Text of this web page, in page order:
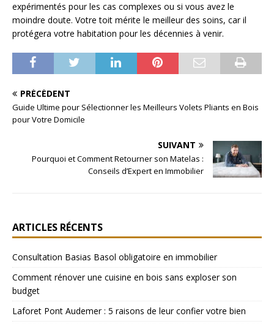
expérimentés pour les cas complexes ou si vous avez le
moindre doute. Votre toit mérite le meilleur des soins, car il
protégera votre habitation pour les décennies à venir.
PRÉCÉDENT
Guide Ultime pour Sélectionner les Meilleurs Volets Pliants en Bois
pour Votre Domicile
SUIVANT
Pourquoi et Comment Retourner son Matelas :
Conseils d’Expert en Immobilier
ARTICLES RÉCENTS
Consultation Basias Basol obligatoire en immobilier
Comment rénover une cuisine en bois sans exploser son
budget
Laforet Pont Audemer : 5 raisons de leur confier votre bien